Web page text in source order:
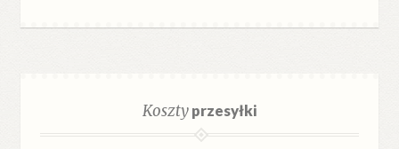
Kosztyprzesyłki